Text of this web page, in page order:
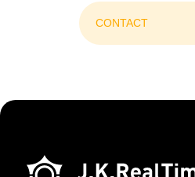
CONTACT